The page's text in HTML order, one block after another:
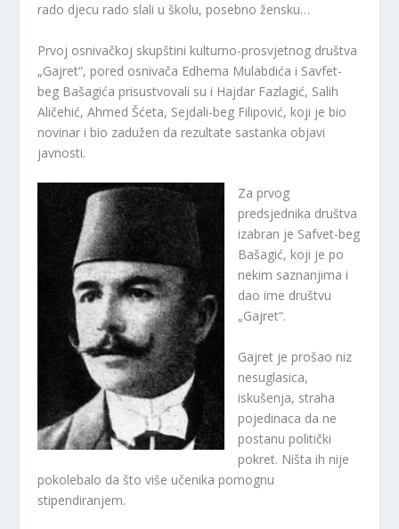
rado djecu rado slali u školu, posebno žensku…
Prvoj osnivačkoj skupštini kulturno-prosvjetnog društva
„Gajret“, pored osnivača Edhema Mulabdića i Savfet-
beg Bašagića prisustvovali su i Hajdar Fazlagić, Salih
Aličehić, Ahmed Šćeta, Sejdali-beg Filipović, koji je bio
novinar i bio zadužen da rezultate sastanka objavi
javnosti.
Za prvog
predsjednika društva
izabran je Safvet-beg
Bašagić, koji je po
nekim saznanjima i
dao ime društvu
„Gajret“.
Gajret je prošao niz
nesuglasica,
iskušenja, straha
pojedinaca da ne
postanu politički
pokret. Ništa ih nije
pokolebalo da što više učenika pomognu
stipendiranjem.